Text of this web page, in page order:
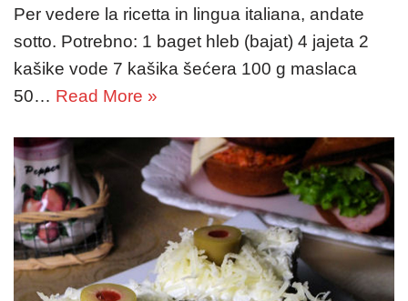
Per vedere la ricetta in lingua italiana, andate
sotto. Potrebno: 1 baget hleb (bajat) 4 jajeta 2
kašike vode 7 kašika šećera 100 g maslaca
50… Read More »